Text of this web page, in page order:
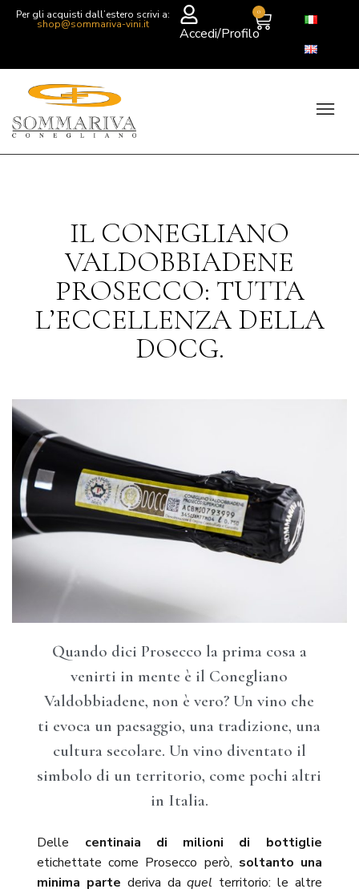
Per gli acquisti dall’estero scrivi a:
shop@sommariva-vini.it
Accedi/Profilo
0
IL CONEGLIANO
VALDOBBIADENE
PROSECCO: TUTTA
L’ECCELLENZA DELLA
DOCG.
Quando dici Prosecco la prima cosa a
venirti in mente è il Conegliano
Valdobbiadene, non è vero? Un vino che
ti evoca un paesaggio, una tradizione, una
cultura secolare. Un vino diventato il
simbolo di un territorio, come pochi altri
in Italia.
Delle centinaia di milioni di bottiglie
etichettate come Prosecco però, soltanto una
minima parte deriva daquel territorio: le altre